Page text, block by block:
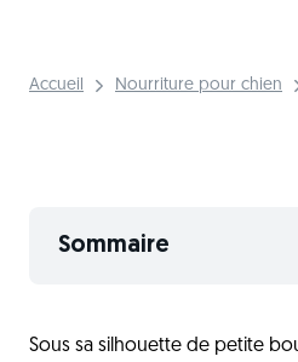
Accueil Nourriture pour chien
Sommaire
La nutrition du Spitz Nain
Sous sa silhouette de petite